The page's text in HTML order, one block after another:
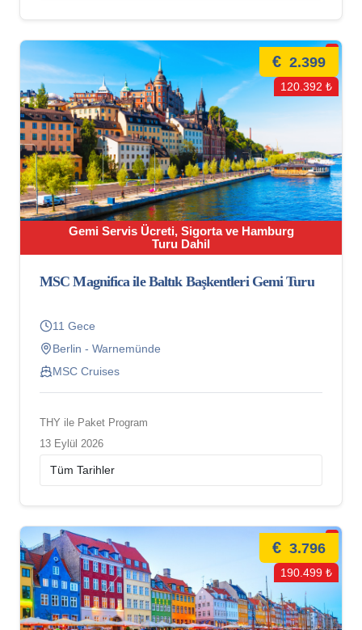
Gemi Servis Ücreti, Sigorta ve Hamburg
Turu Dahil
€ 2.399
120.392 ₺
MSC Magnifica ile Baltık Başkentleri Gemi Turu
11 Gece
Berlin - Warnemünde
MSC Cruises
THY ile Paket Program
13 Eylül 2026
€ 3.796
190.499 ₺